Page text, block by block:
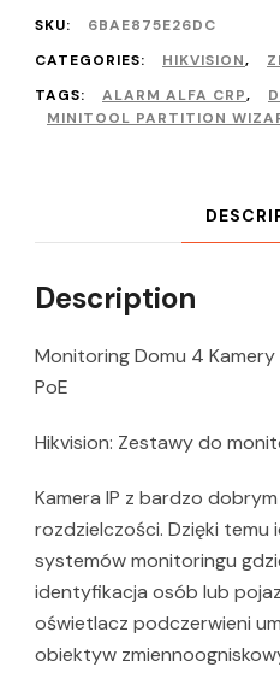
SKU:
6BAE875E26DC
CATEGORIES:
HIKVISION,
TAGS:
ALARM ALFA CRP,
MINITOOL PARTITION
Description
Monitoring Domu 4
PoE
Hikvision: Zestawy do
Kamera IP z bardzo
rozdzielczości. Dzięki temu
systemów monitoringu
identyfikacja osób lub
oświetlacz podczerwieni
obiektyw